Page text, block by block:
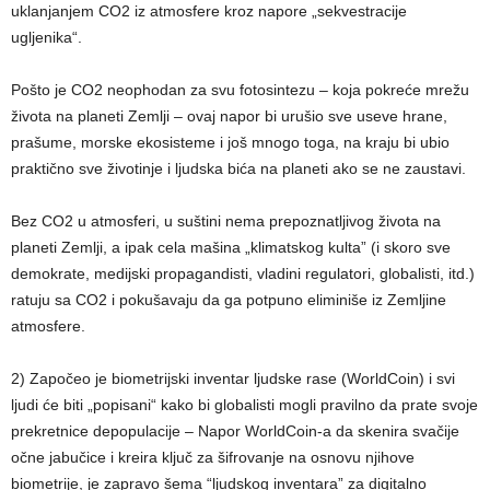
uklanjanjem CO2 iz atmosfere kroz napore „sekvestracije
ugljenika“.
Pošto je CO2 neophodan za svu fotosintezu – koja pokreće mrežu
života na planeti Zemlji – ovaj napor bi urušio sve useve hrane,
prašume, morske ekosisteme i još mnogo toga, na kraju bi ubio
praktično sve životinje i ljudska bića na planeti ako se ne zaustavi.
Bez CO2 u atmosferi, u suštini nema prepoznatljivog života na
planeti Zemlji, a ipak cela mašina „klimatskog kulta” (i skoro sve
demokrate, medijski propagandisti, vladini regulatori, globalisti, itd.)
ratuju sa CO2 i pokušavaju da ga potpuno eliminiše iz Zemljine
atmosfere.
2) Započeo je biometrijski inventar ljudske rase (WorldCoin) i svi
ljudi će biti „popisani“ kako bi globalisti mogli pravilno da prate svoje
prekretnice depopulacije – Napor WorldCoin-a da skenira svačije
očne jabučice i kreira ključ za šifrovanje na osnovu njihove
biometrije, je zapravo šema “ljudskog inventara” za digitalno